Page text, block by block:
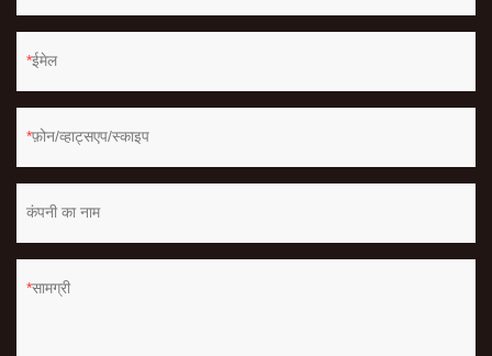
ईमेल
फ़ोन/व्हाट्सएप/स्काइप
कंपनी का नाम
सामग्री